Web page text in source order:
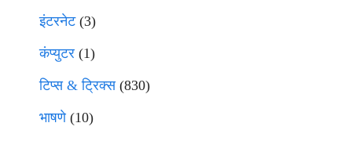
इंटरनेट(3)
कंप्युटर (1)
टिप्स & ट्रिक्स(830)
भाषणे(10)